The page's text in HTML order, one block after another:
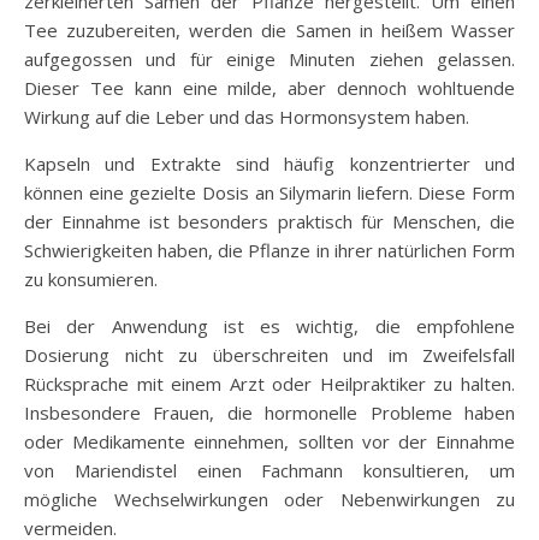
Tee zuzubereiten, werden die Samen in heißem Wasser
aufgegossen und für einige Minuten ziehen gelassen.
Dieser Tee kann eine milde, aber dennoch wohltuende
Wirkung auf die Leber und das Hormonsystem haben.
Kapseln und Extrakte sind häufig konzentrierter und
können eine gezielte Dosis an Silymarin liefern. Diese Form
der Einnahme ist besonders praktisch für Menschen, die
Schwierigkeiten haben, die Pflanze in ihrer natürlichen Form
zu konsumieren.
Bei der Anwendung ist es wichtig, die empfohlene
Dosierung nicht zu überschreiten und im Zweifelsfall
Rücksprache mit einem Arzt oder Heilpraktiker zu halten.
Insbesondere Frauen, die hormonelle Probleme haben
oder Medikamente einnehmen, sollten vor der Einnahme
von Mariendistel einen Fachmann konsultieren, um
mögliche Wechselwirkungen oder Nebenwirkungen zu
vermeiden.